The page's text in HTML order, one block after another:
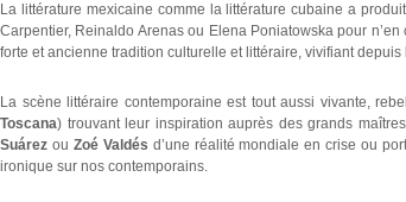
La littérature mexicaine comme la littérature cubaine a
Carpentier, Reinaldo Arenas ou Elena Poniatowska pour
forte et ancienne tradition culturelle et littéraire, vivifiant
La scène littéraire contemporaine est tout aussi vivante,
Toscana) trouvant leur inspiration auprès des grands
Suárez ou Zoé Valdés d’une réalité mondiale en crise ou
ironique sur nos contemporains.